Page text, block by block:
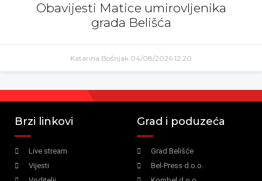
Obavijesti Matice umirovljenika
grada Belišća
Katarina Bošnjak 04/08/2026 12:20
Brzi linkovi
Live stream
Vijesti
Grad i poduzeća
Grad Belišće
Bel-Press d.o.o.